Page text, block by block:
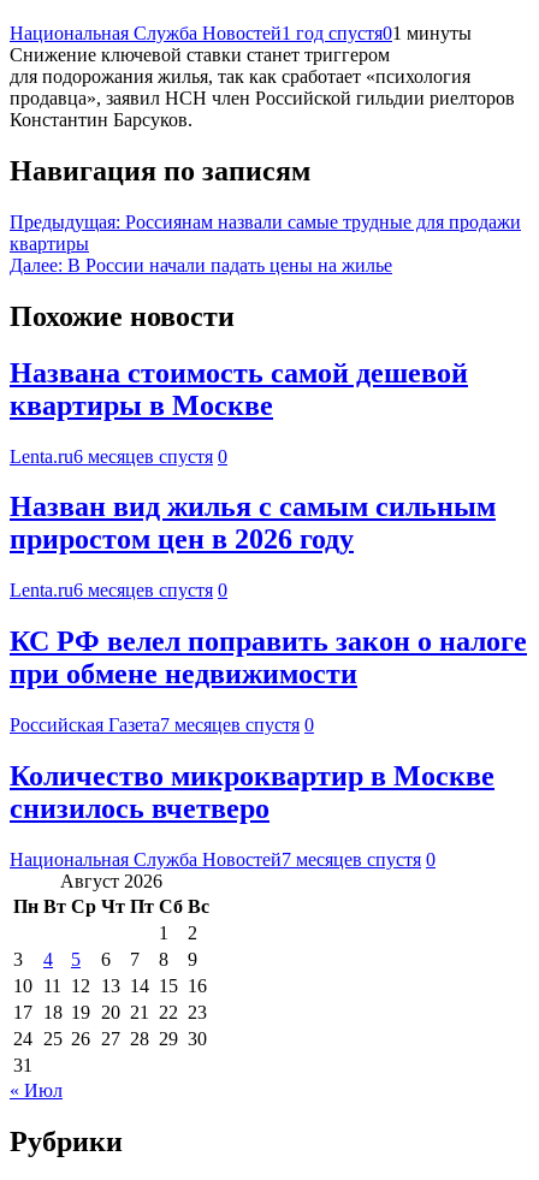
Национальная Служба Новостей1 год спустя01 минуты
Снижение ключевой ставки станет триггером
для подорожания жилья, так как сработает «психология
продавца», заявил НСН член Российской гильдии риелторов
Константин Барсуков.
Навигация по записям
Предыдущая: Россиянам назвали самые трудные для продажи
квартиры
Далее: В России начали падать цены на жилье
Похожие новости
Названа стоимость самой дешевой
квартиры в Москве
Lenta.ru6 месяцев спустя 0
Назван вид жилья с самым сильным
приростом цен в 2026 году
Lenta.ru6 месяцев спустя 0
КС РФ велел поправить закон о налоге
при обмене недвижимости
Российская Газета7 месяцев спустя 0
Количество микроквартир в Москве
снизилось вчетверо
Национальная Служба Новостей7 месяцев спустя 0
Август 2026
Пн Вт Ср Чт Пт Сб Вс
1
2
3
4 5 6 7 8
9
10 11 12 13 14 15 16
17 18 19 20 21 22 23
24 25 26 27 28 29 30
31
« Июл
Рубрики